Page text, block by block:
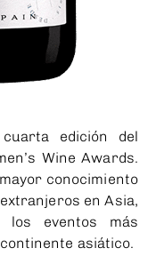
edición del
Wine Awards.
conocimiento
en Asia,
eventos más
asiático.